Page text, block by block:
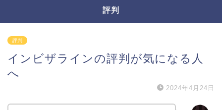
評判
評判
インビザラインの評判が気になる人
へ
2024年4月24日